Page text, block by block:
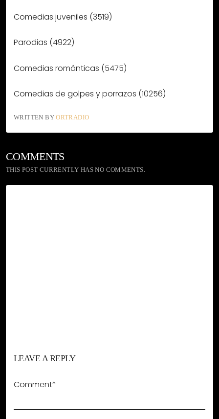
Comedias juveniles (3519)
Parodias (4922)
Comedias románticas (5475)
Comedias de golpes y porrazos (10256)
WRITTEN BYORTRADIO
COMMENTS
THIS POST CURRENTLY HAS NO COMMENTS.
LEAVE A REPLY
Comment*